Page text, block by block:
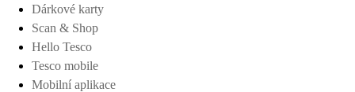
Dárkové karty
Scan & Shop
Hello Tesco
Tesco mobile
Mobilní aplikace